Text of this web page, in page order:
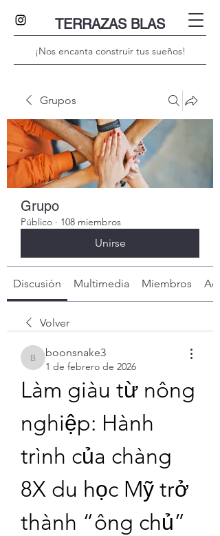
TERRAZAS BLAS
¡Nos encanta construir tus sueños!
Grupos
Grupo
Público · 108 miembros
Unirse
Discusión Multimedia Miembros
Volver
boonsnake3
boonsnake3
1 de febrero de 2026
Làm giàu từ nông
nghiệp: Hành
trình của chàng
8X du học Mỹ trở
thành “ông chủ”